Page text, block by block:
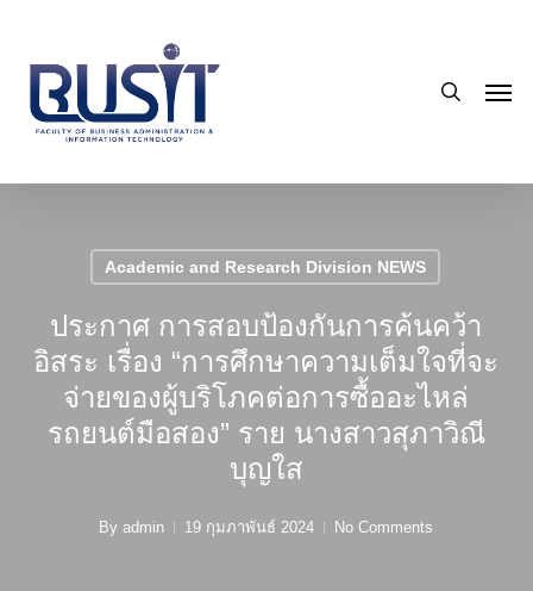
main
content
Academic and Research Division NEWS
ประกาศ การสอบป้องกันการค้นคว้า
อิสระ เรื่อง “การศึกษาความเต็มใจที่จะ
จ่ายของผู้บริโภคต่อการซื้ออะไหล่
รถยนต์มือสอง” ราย นางสาวสุภาวิณี
บุญใส
By admin 19 กุมภาพันธ์ 2024 No Comments